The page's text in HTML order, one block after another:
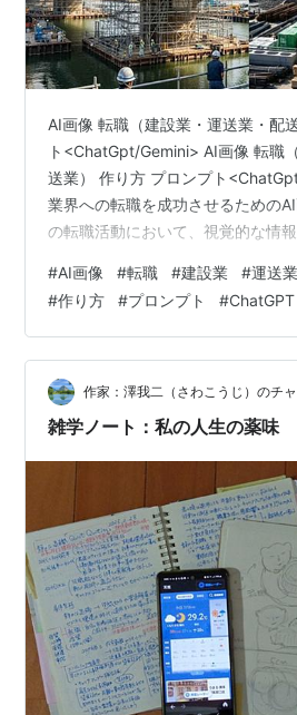
AI画像 転職（建設業・運送業・配
ト<ChatGpt/Gemini> AI画像 転職
送業） 作り方 プロンプト
業界への転職を成功させるための
の転職活動において、視覚的な情
った現場の躍動感が重要な業界で
することで、求職者が働く姿を具
魅力的なコンテンツを作成するこ
は、ChatGptやGeminiを使い、建
の転職活動を促進するためのAI画
#AI画像 #転職 #建設業 #運送業
#作り方 #プロンプト #ChatGPT
作家：澤我二（さわこうじ）のチ
雑学ノート：私の人生の薬味